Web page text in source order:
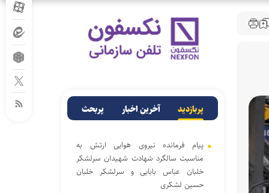
پربازدید آخرین اخبار پربحث
پیام فرمانده نیروی هوایی ارتش به
مناسبت سالگرد شهادت شهیدان سرلشکر
خلبان عباس بابایی و سرلشکر خلبان
حسین لشکری